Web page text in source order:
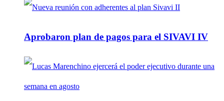
Aprobaron plan de pagos para el SIVAVI IV